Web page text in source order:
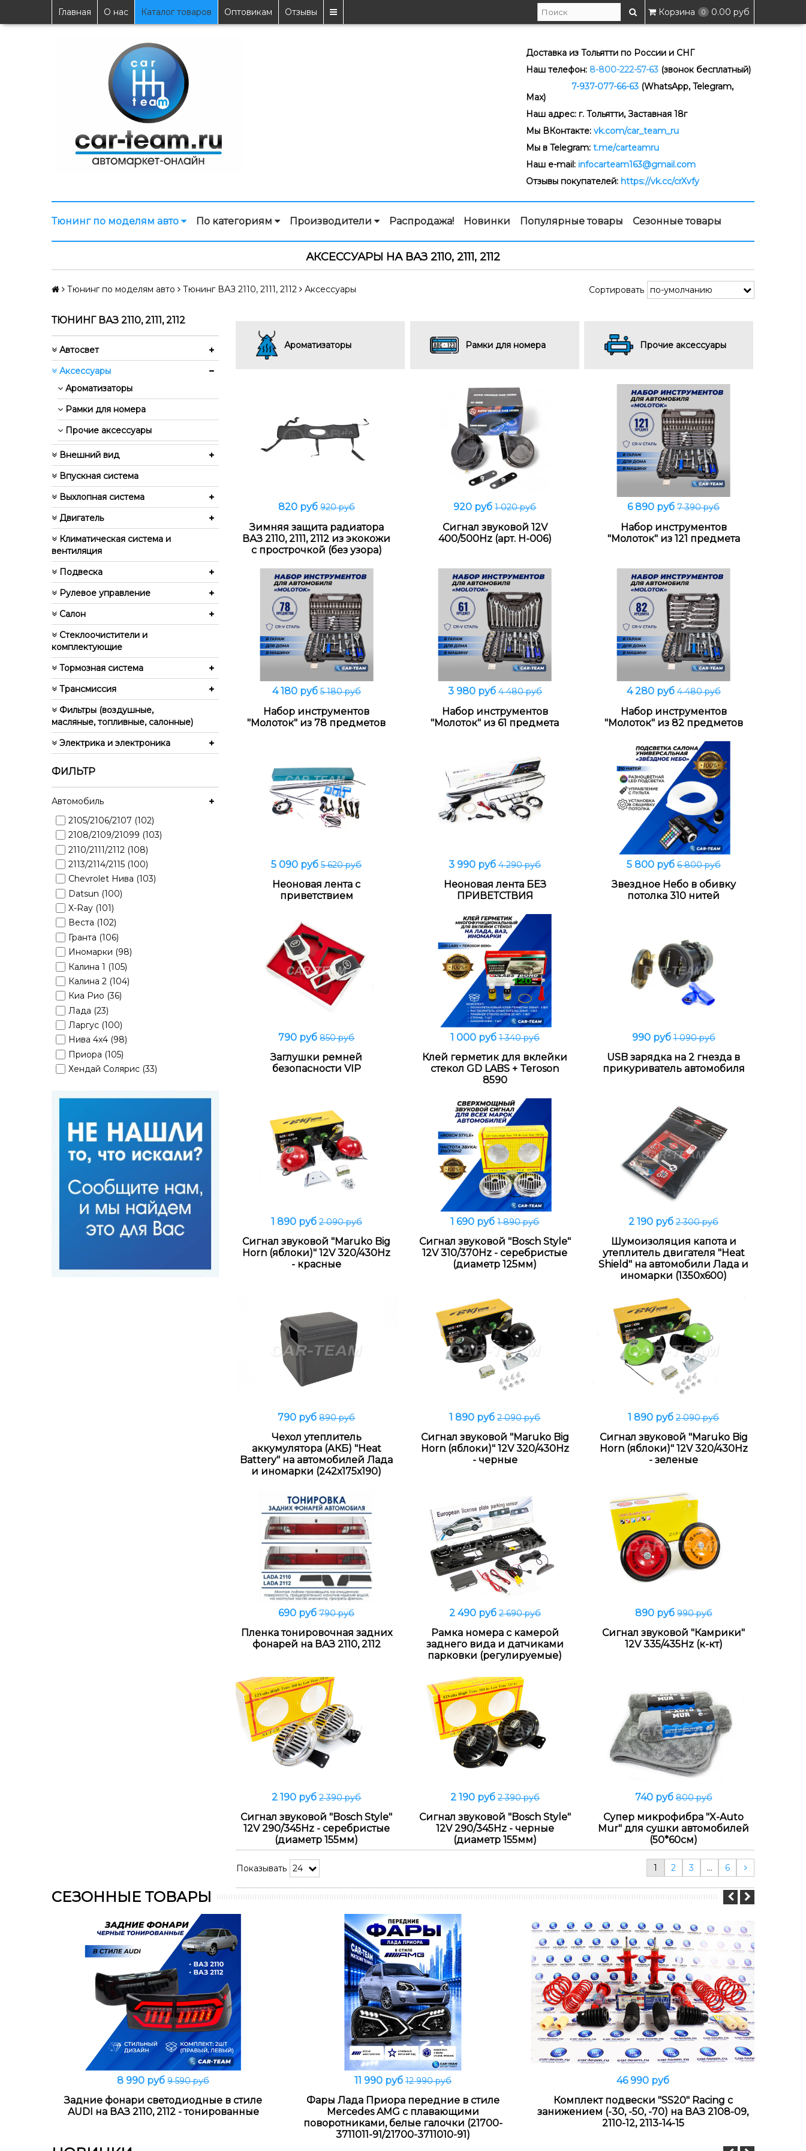
Главная О нас Каталог товаров Оптовикам Отзывы Корзина 0 0.00 руб
Доставка из Тольятти по России и СНГ
Наш телефон: 8-800-222-57-63 (звонок бесплатный)
7-937-077-66-63 (WhatsApp, Telegram,
Max)
Наш адрес: г. Тольятти, Заставная 18г
Мы ВКонтакте: vk.com/car_team_ru
Мы в Telegram: t.me/carteamru
Наш e-mail: infocarteam163@gmail.com
Отзывы покупателей: https://vk.cc/crXvfy
Тюнинг по моделям авто По категориям Производители Распродажа! Новинки Популярные товары Сезонные товары
АКСЕССУАРЫ НА ВАЗ 2110, 2111, 2112
Тюнинг по моделям авто Тюнинг ВАЗ 2110, 2111, 2112 Аксессуары Сортировать
ТЮНИНГ ВАЗ 2110, 2111, 2112
Автосвет
Аксессуары
Ароматизаторы
Рамки для номера
Прочие аксессуары
Внешний вид
Впускная система
Выхлопная система
Двигатель
Климатическая система и
вентиляция
Подвеска
Рулевое управление
Салон
Стеклоочистители и
комплектующие
Тормозная система
Трансмиссия
Фильтры (воздушные,
масляные, топливные, салонные)
Электрика и электроника
ФИЛЬТР
Автомобиль
2105/2106/2107 (102)
2108/2109/21099 (103)
2110/2111/2112 (108)
2113/2114/2115 (100)
Chevrolet Нива (103)
Datsun (100)
X-Ray (101)
Веста (102)
Гранта (106)
Иномарки (98)
Калина 1 (105)
Калина 2 (104)
Киа Рио (36)
Лада (23)
Ларгус (100)
Нива 4x4 (98)
Приора (105)
Хендай Солярис (33)
Ароматизаторы Рамки для номера Прочие аксессуары
В корзину
820 руб920 руб
Зимняя защита радиатора
ВАЗ 2110, 2111, 2112 из экокожи
с прострочкой (без узора)
В корзину
920 руб1 020 руб
Сигнал звуковой 12V
400/500Hz (арт. Н-006)
В корзину
6 890 руб7 390 руб
Набор инструментов
"Молоток" из 121 предмета
В корзину
4 180 руб5 180 руб
Набор инструментов
"Молоток" из 78 предметов
В корзину
3 980 руб 4 480 руб
Набор инструментов
"Молоток" из 61 предмета
В корзину
4 280 руб4 480 руб
Набор инструментов
"Молоток" из 82 предметов
В корзину
5 090 руб5 620 руб
Heонoвая лeнтa с
приветствием
В корзину
3 990 руб4 290 руб
Heонoвая лeнтa БЕЗ
ПРИВЕТСТВИЯ
В корзину
5 800 руб6 800 руб
Звездное Небо в обивку
потолка 310 нитей
В корзину
790 руб850 руб
Заглушки ремней
безопасности VIP
В корзину
1 000 руб 1 340 руб
Клей герметик для вклейки
стекол GD LABS + Teroson
8590
В корзину
990 руб1 090 руб
USB зарядка на 2 гнезда в
прикуриватель автомобиля
В корзину
1 890 руб2 090 руб
Сигнал звуковой "Maruko Big
Horn (яблоки)" 12V 320/430Hz
- красные
В корзину
1 690 руб1 890 руб
Сигнал звуковой "Bosch Style"
12V 310/370Hz - серебристые
(диаметр 125мм)
В корзину
2 190 руб2 300 руб
Шумоизоляция капота и
утеплитель двигателя "Heat
Shield" на автомобили Лада и
иномарки (1350х600)
В корзину
790 руб890 руб
Чехол утеплитель
аккумулятора (АКБ) "Heat
Battery" на автомобилей Лада
и иномарки (242х175х190)
В корзину
1 890 руб2 090 руб
Сигнал звуковой "Maruko Big
Horn (яблоки)" 12V 320/430Hz
- черные
В корзину
1 890 руб2 090 руб
Сигнал звуковой "Maruko Big
Horn (яблоки)" 12V 320/430Hz
- зеленые
В корзину
690 руб790 руб
Пленка тонировочная задних
фонарей на ВАЗ 2110, 2112
В корзину
2 490 руб 2 690 руб
Рамка номера с камерой
заднего вида и датчиками
парковки (регулируемые)
В корзину
890 руб990 руб
Сигнал звуковой "Камрики"
12V 335/435Hz (к-кт)
В корзину
2 190 руб2 390 руб
Сигнал звуковой "Bosch Style"
12V 290/345Hz - серебристые
(диаметр 155мм)
В корзину
2 190 руб 2 390 руб
Сигнал звуковой "Bosch Style"
12V 290/345Hz - черные
(диаметр 155мм)
В корзину
740 руб800 руб
Супер микрофибра "X-Auto
Mur" для сушки автомобилей
(50*60см)
1 2 3 … 6
Показывать
СЕЗОННЫЕ ТОВАРЫ
В корзину
8 990 руб 9 590 руб
Задние фонари светодиодные в стиле
AUDI на ВАЗ 2110, 2112 - тонированные
В корзину
11 990 руб 12 990 руб
Фары Лада Приора передние в стиле
Mercedes AMG с плавающими
поворотниками, белые галочки (21700-
3711011-91/21700-3711010-91)
В корзину
46 990 руб
Комплект подвески "SS20" Racing с
занижением (-30, -50, -70) на ВАЗ 2108-09,
2110-12, 2113-14-15